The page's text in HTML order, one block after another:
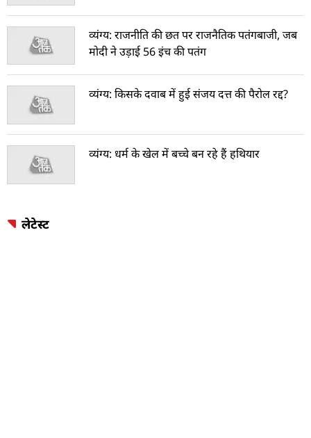
व्यंग्य: राजनीति की छत पर राजनैतिक पतंगबाजी, जब
मोदी ने उड़ाई 56 इंच की पतंग
व्यंग्य: किसके दवाब में हुई संजय दत्त की पैरोल रद्द?
व्यंग्य: धर्म के खेल में बच्चे बन रहे हैं हथियार
लेटेस्ट